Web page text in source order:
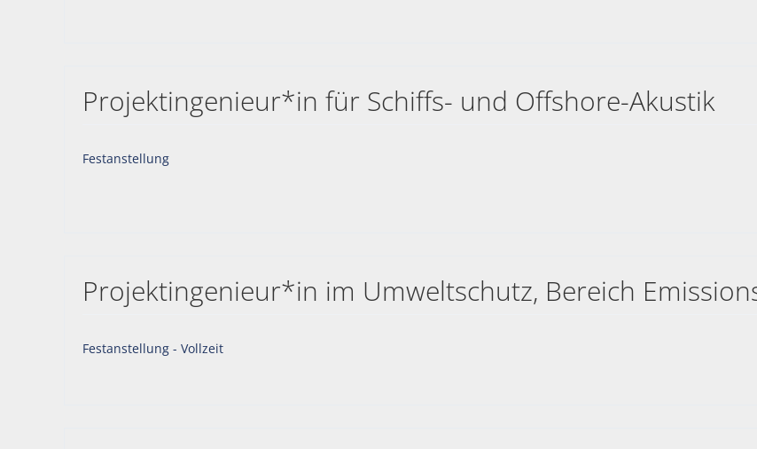
Projektingenieur*in für Schiffs- und Offshore-Akustik
Festanstellung
Projektingenieur*in im Umweltschutz, Bereich
Festanstellung - Vollzeit